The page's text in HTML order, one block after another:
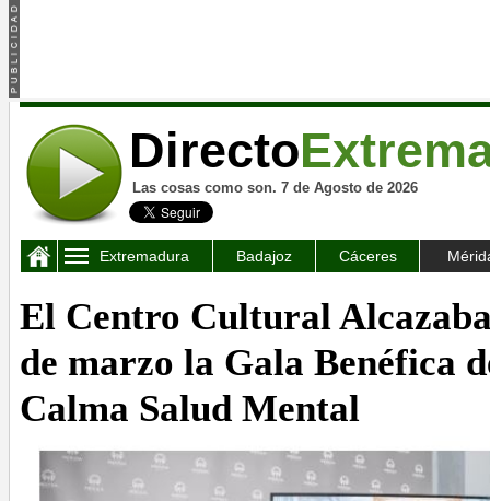
Directo
Las cosas como son. 7 de Agosto de 2026
Extremadura Badajoz Cáceres
El Centro Cultural
de marzo la Gala Benéfica
Calma Salud Mental